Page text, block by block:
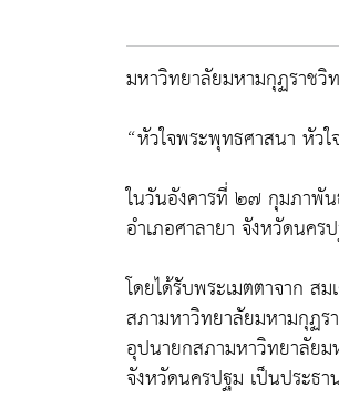
มหาวิทยาลัยมหามกุฏราช
“หัวใจพระพุทธศาสนา หัว
ในวันอังคารที่ ๒๗ กุมภาพั
อำเภอศาลายา จังหวัดนคร
โดยได้รับพระเมตตาจาก
สภามหาวิทยาลัยมหามกุฏร
อุปนายกสภามหาวิทยาลัย
จังหวัดนครปฐม เป็นประธ